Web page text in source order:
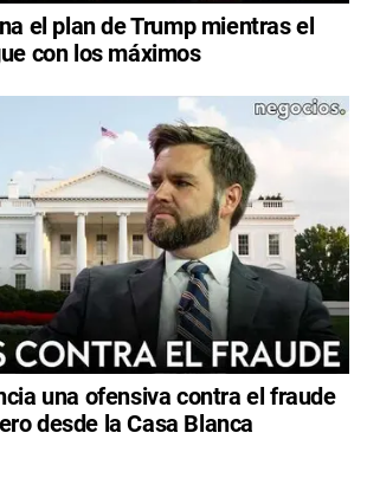
el plan de Trump mientras el
con los máximos
una ofensiva contra el fraude
desde la Casa Blanca